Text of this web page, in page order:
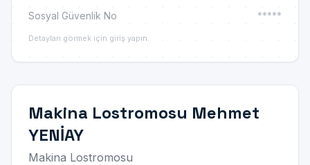
Sosyal Güvenlik No
*****
Detayları görmek için giriş yapın.
Makina Lostromosu Mehmet
YENİAY
Makina Lostromosu